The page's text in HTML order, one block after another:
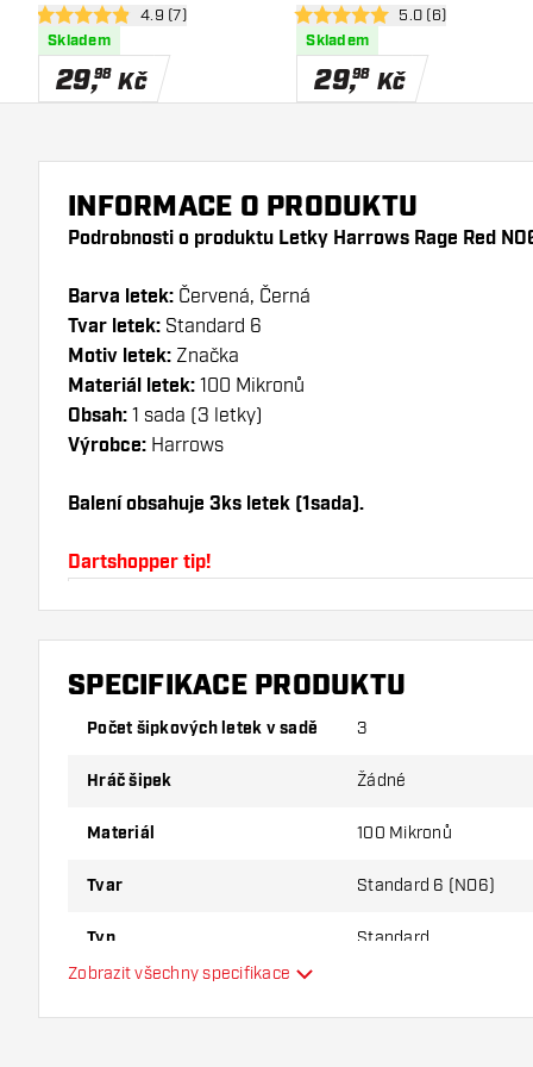
otevřít panel recenzí
4.9 hodnoticí hvězdičky
4.9 (7)
Skladem
29,98 Kč
otevřít panel
5 hodnoticí hvězdičky
5.0 (6)
Skladem
29,98 Kč
INFORMACE O PRODUKTU
Podrobnosti o produktu Letky Harrows Rage Red
Barva letek: Červená, Černá
Tvar letek: Standard 6
Motiv letek: Značka
Materiál letek: 100 Mikronů
Obsah: 1 sada (3 letky)
Výrobce: Harrows
Balení obsahuje 3ks letek (1sada).
Dartshopper tip!
Ujistěte se, že máte po ruce dostatek letky a
používáním poškodit nebo zlomit.
varianta vám vyhovuje nejlépe!
SPECIFIKACE PRODUKTU
Počet šipkových letek v sadě 3
Hráč šipek Žádné
Materiál 100 Mikronů
Tvar Standard 6 (NO6)
Typ Standard
Zobrazit všechny specifikace